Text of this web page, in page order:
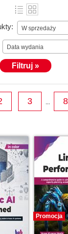
W sprzedaży
Data wydania
Filtruj »
3 ... 8
Promocja